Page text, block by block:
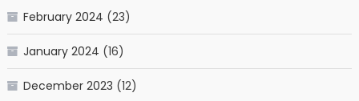
February 2024 (23)
January 2024 (16)
December 2023 (12)